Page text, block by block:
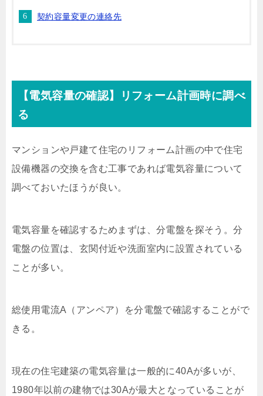
契約容量変更の連絡先
【電気容量の確認】リフォーム計画時に調べ
る
マンションや戸建て住宅のリフォーム計画の中で住宅
設備機器の交換を含む工事であれば電気容量について
調べておいたほうが良い。
電気容量を確認するためまずは、分電盤を探そう。分
電盤の位置は、玄関付近や洗面室内に設置されている
ことが多い。
総使用電流A（アンペア）を分電盤で確認することがで
きる。
現在の住宅建築の電気容量は一般的に40Aが多いが、
1980年以前の建物では30Aが最大となっていることが